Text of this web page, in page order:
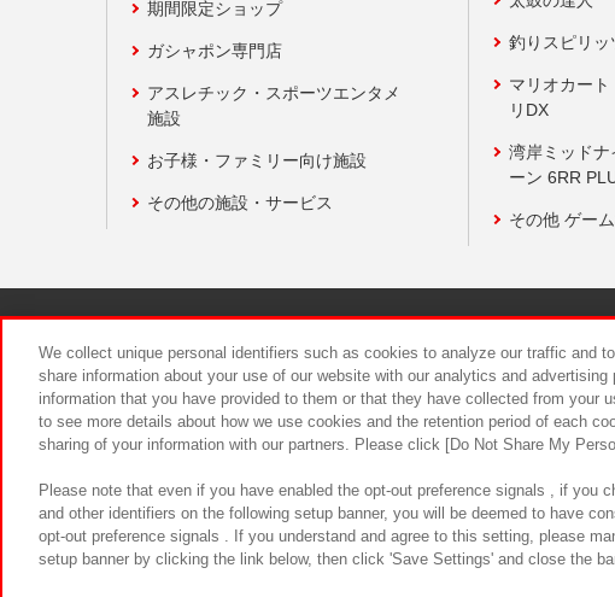
期間限定ショップ
ガシャポン専門店
アスレチック・スポーツエンタメ
施設
お子様・ファミリー向け施設
その他の施設・サービス
釣りスピリッ
マリオカー
リDX
湾岸ミッドナ
ーン 6RR
その他 ゲー
食品のご提供につい
We collect unique personal identifiers such as cookies to analyze our traffic and
share information about your use of our website with our analytics and
information that you have provided to them or that they have collected from your
to see more details about how we use cookies and the retention period of each
sharing of your information with our partners. Please click [Do Not Share My
Please note that even if you have enabled the opt-out preference signals , if you
and other identifiers on the following setup banner, you will be deemed to have
opt-out preference signals . If you understand and agree to this setting, please
setup banner by clicking the link below, then click 'Save Settings' and close the